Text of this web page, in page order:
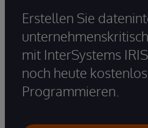
Erstellen Sie
mit InterSystems
noch heute
Programmieren.